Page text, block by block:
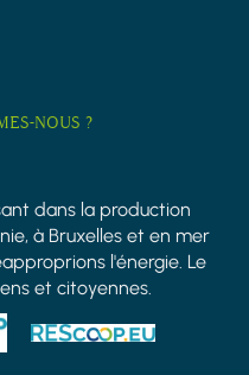
NOUS ?
dans la production
à Bruxelles et en mer
l'énergie. Le
et citoyennes.